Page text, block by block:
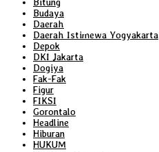
Budaya
Daerah
Daerah Istimewa Yogyakarta
Depok
DKI Jakarta
Dogiya
Fak-Fak
Figur
FIKSI
Gorontalo
Headline
Hiburan
HUKUM